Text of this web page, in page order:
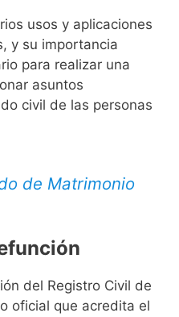
usos y aplicaciones
y su importancia
para realizar una
asuntos
civil de las personas
de Matrimonio
del Registro Civil de
oficial que acredita el